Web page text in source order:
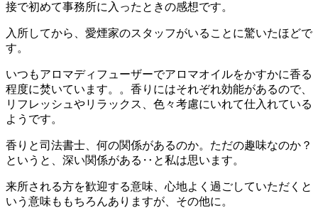
接で初めて事務所に入ったときの感想です。
入所してから、愛煙家のスタッフがいることに驚いたほどで
す。
いつもアロマディフューザーでアロマオイルをかすかに香る
程度に焚いています。。香りにはそれぞれ効能があるので、
リフレッシュやリラックス、色々考慮にいれて仕入れている
ようです。
香りと司法書士、何の関係があるのか。ただの趣味なのか？
というと、深い関係がある‥と私は思います。
来所される方を歓迎する意味、心地よく過ごしていただくと
いう意味ももちろんありますが、その他に。